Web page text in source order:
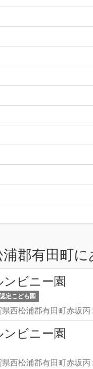
郡有田町
ビニー園
認定こども園
西松浦郡有田町赤坂丙
ビニー園
西松浦郡有田町赤坂丙